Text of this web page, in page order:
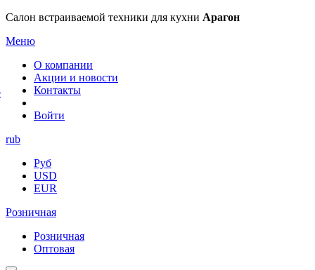
Салон встраиваемой техники для кухни Арагон
Меню
О компании
Акции и новости
Контакты
Войти
rub
Руб
USD
EUR
Розничная
Розничная
Оптовая